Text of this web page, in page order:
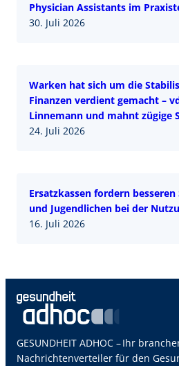
Physician Assistants im
30. Juli 2026
Warken hat sich um die
Finanzen verdient gemacht –
Linnemann und mahnt zügige
24. Juli 2026
Ersatzkassen fordern
und Jugendlichen bei der
16. Juli 2026
GESUNDHEIT ADHOC – Ihr
Nachrichtenverteiler für den